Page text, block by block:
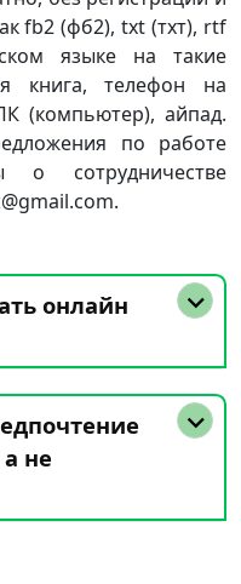
fb2 (фб2), txt (тхт), rtf
языке на такие
книга, телефон на
(компьютер), айпад.
по работе
сотрудничестве
онлайн
не